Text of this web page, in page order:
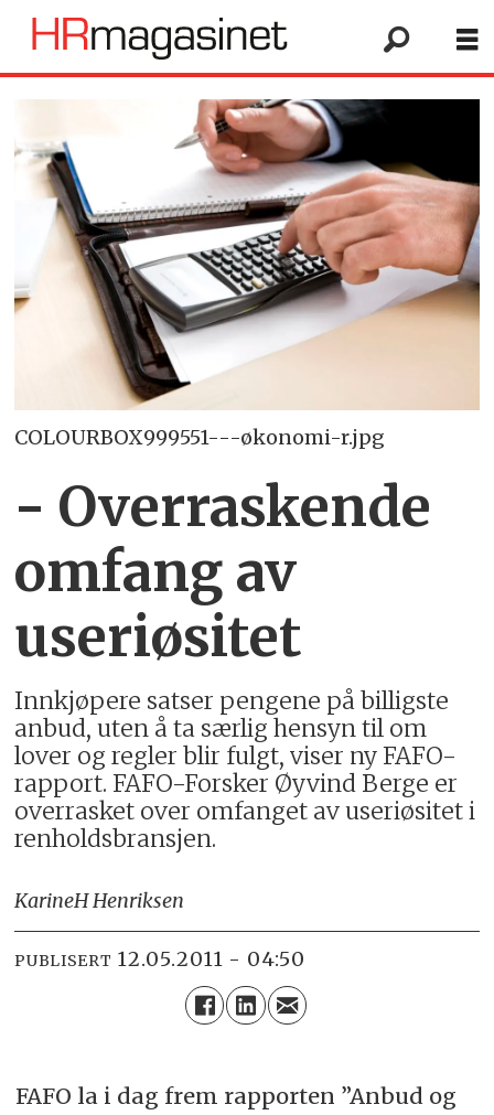
COLOURBOX999551---økonomi-r.jpg
- Overraskende
omfang av
useriøsitet
Innkjøpere satser pengene på billigste
anbud, uten å ta særlig hensyn til om
lover og regler blir fulgt, viser ny FAFO-
rapport. FAFO-Forsker Øyvind Berge er
overrasket over omfanget av useriøsitet i
renholdsbransjen.
KarineH Henriksen
PUBLISERT 12.05.2011 - 04:50
FAFO la i dag frem rapporten ”Anbud og